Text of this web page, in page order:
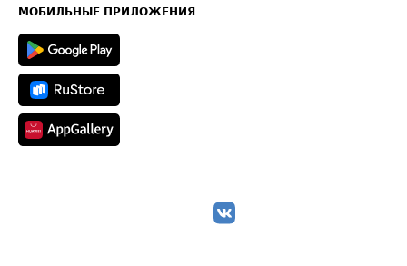
Техническая информация
МОБИЛЬНЫЕ ПРИЛОЖЕНИЯ